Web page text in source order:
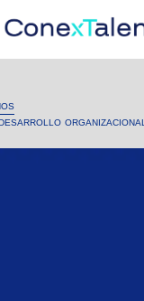
ORGANIZACIONAL